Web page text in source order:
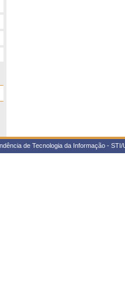
de Tecnologia da Informação -